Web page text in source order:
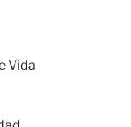
Vida